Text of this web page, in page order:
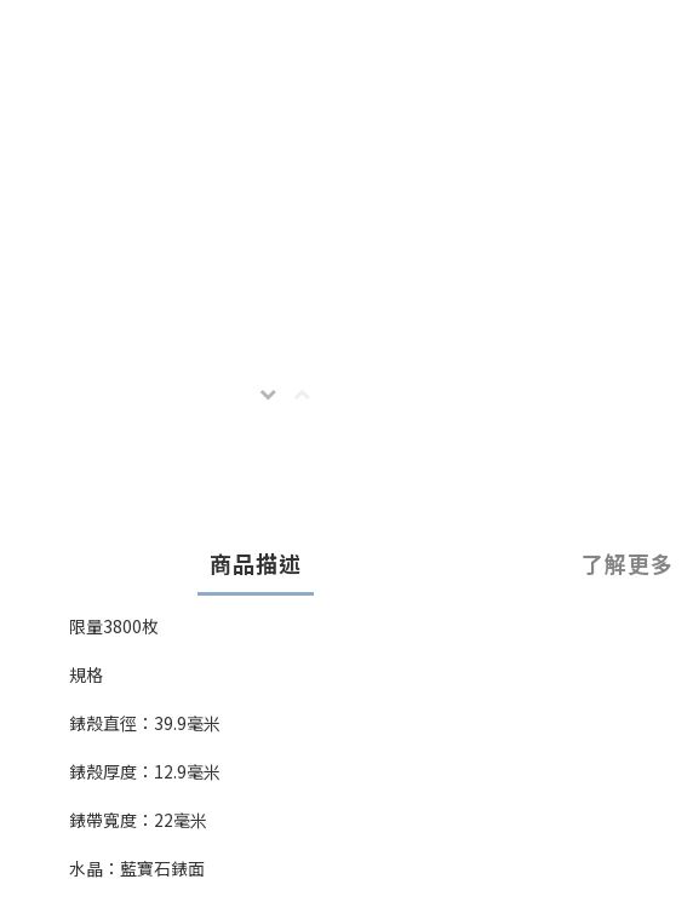
商品描述 了解更多
限量3800枚
規格
錶殼直徑：39.9毫米
錶殼厚度： 12.9毫米
錶帶寬度： 22毫米
水晶：藍寶石錶面